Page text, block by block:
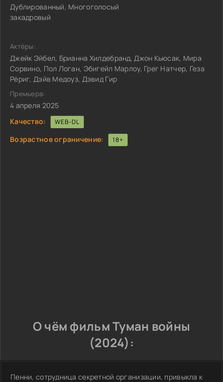
Дублированный, Многоголосый
закадровый
Актёры:
Джейк Эйбел, Брианна Хилдебранд, Джон Кьюсак, Мира
Сорвино, Пол Логан, Эбигейл Марлоу, Грег Натчер, Геза
Рёриг, Дэйв Медоуз, Дэвид Гир
Премьера:
4 апреля 2025
Качество:
WEB-DL
Возрастное ограничение: 18+
О чём фильм Туман войны
(2024):
Пенни, сотрудница секретной организации, привыкла к